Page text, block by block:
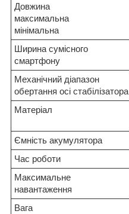
Довжина
максимальна
мінімальна
Ширина сумісного
смартфону
Механічний діапазон
обертання осі стабілізатора
Матеріал
Ємність акумулятора
Час роботи
Максимальне
навантаження
Вага